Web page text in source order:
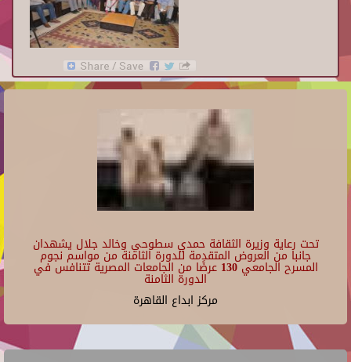
تحت رعاية وزيرة الثقافة حمدي سطوحي وخالد جلال يشهدان
جانبا من العروض المتقدمة للدورة الثامنة من مواسم نجوم
المسرح الجامعي 130 عرضًا من الجامعات المصرية تتنافس في
الدورة الثامنة
مركز ابداع القاهرة